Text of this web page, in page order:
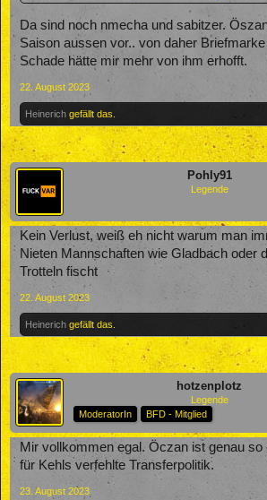
Da sind noch nmecha und sabitzer.
Saison aussen vor.. von daher Briefmarke
Schade hätte mir mehr von ihm erhofft.
22. August 2023
Heinerich gefällt das.
Pohly91
Legende
Kein Verlust, weiß eh nicht warum man
Nieten Mannschaften wie Gladbach oder
Trotteln fischt
22. August 2023
Heinerich gefällt das.
hotzenplotz
Legende
ModeratorIn
BFD - Mitglied
Mir vollkommen egal. Öczan ist genau so
für Kehls verfehlte Transferpolitik.
23. August 2023